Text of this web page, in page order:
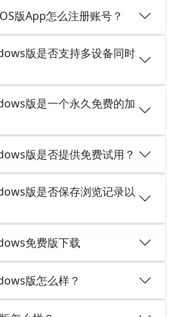
版App怎么注册账号？
版是否支持多设备同时
版是一个永久免费的加
版是否提供免费试用？
版是否保存浏览记录以
免费版下载
版怎么样？